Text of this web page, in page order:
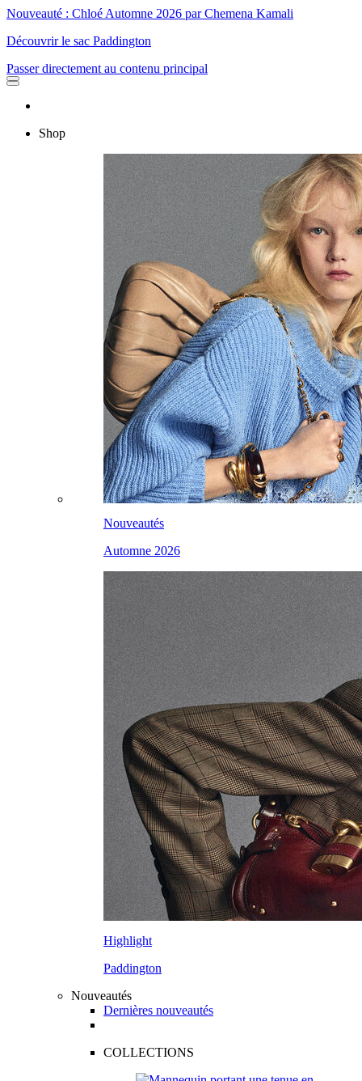
Nouveauté : Chloé Automne 2026 par Chemena Kamali
Découvrir le sac Paddington
Passer directement au contenu principal
Shop
Nouveautés
Automne 2026
Highlight
Paddington
Nouveautés
Dernières nouveautés
COLLECTIONS